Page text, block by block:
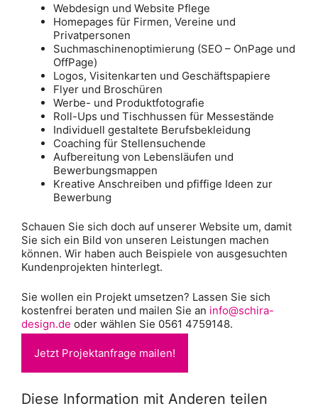
Webdesign und Website Pflege
Homepages für Firmen, Vereine und
Privatpersonen
Suchmaschinenoptimierung (SEO – OnPage und
OffPage)
Logos, Visitenkarten und Geschäftspapiere
Flyer und Broschüren
Werbe- und Produktfotografie
Roll-Ups und Tischhussen für Messestände
Individuell gestaltete Berufsbekleidung
Coaching für Stellensuchende
Aufbereitung von Lebensläufen und
Bewerbungsmappen
Kreative Anschreiben und pfiffige Ideen zur
Bewerbung
Schauen Sie sich doch auf unserer Website um, damit
Sie sich ein Bild von unseren Leistungen machen
können. Wir haben auch Beispiele von ausgesuchten
Kundenprojekten hinterlegt.
Sie wollen ein Projekt umsetzen? Lassen Sie sich
kostenfrei beraten und mailen Sie an info@schira-
design.de oder wählen Sie 0561 4759148.
Jetzt Projektanfrage mailen!
Diese Information mit Anderen teilen